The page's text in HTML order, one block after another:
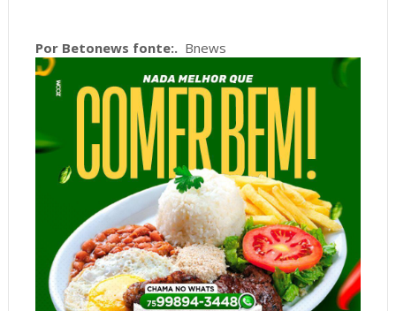
Por Betonews fonte:. Bnews